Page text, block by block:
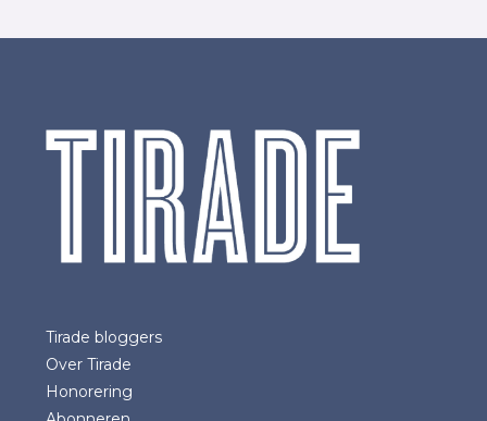
Tirade bloggers
Over Tirade
Honorering